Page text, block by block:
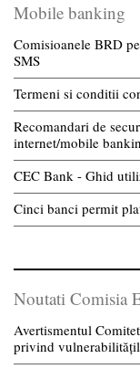
Mobile banking
Comisioanele BRD
SMS
Termeni si conditii
Recomandari de
internet/mobile
CEC Bank - Ghid
Cinci banci permit
Noutati Comisia
Avertismentul
privind